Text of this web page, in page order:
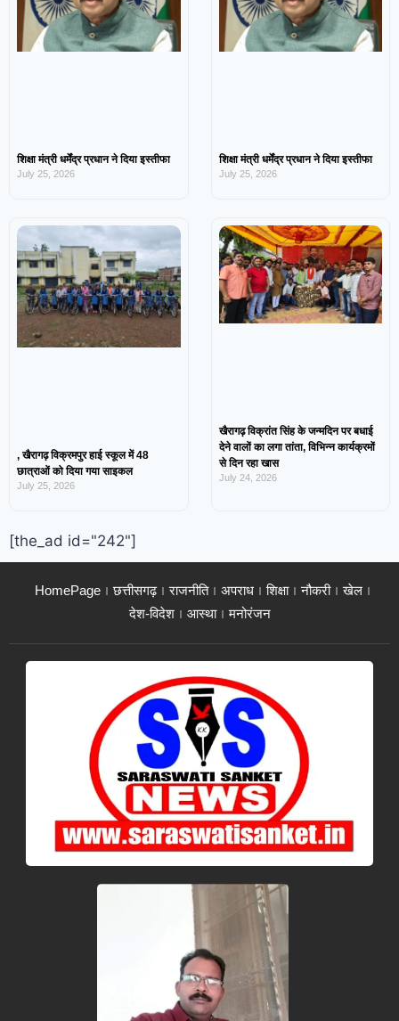
शिक्षा मंत्री धर्मेंद्र प्रधान ने दिया इस्तीफा
July 25, 2026
शिक्षा मंत्री धर्मेंद्र प्रधान ने दिया इस्तीफा
July 25, 2026
, खैरागढ़ विक्रमपुर हाई स्कूल में 48
छात्राओं को दिया गया साइकल
July 25, 2026
खैरागढ़ विक्रांत सिंह के जन्मदिन पर बधाई
देने वालों का लगा तांता, विभिन्न कार्यक्रमों
से दिन रहा खास
July 24, 2026
[the_ad id="242"]
HomePage छत्तीसगढ़ राजनीति अपराध शिक्षा नौकरी
खेल
देश-विदेश
आस्था मनोरंजन